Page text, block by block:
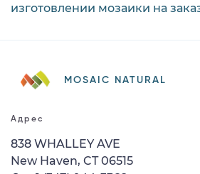
изготовлении мозаики на
MOSAIC NATURAL
Адрес
838 WHALLEY AVE
New Haven, CT 06515